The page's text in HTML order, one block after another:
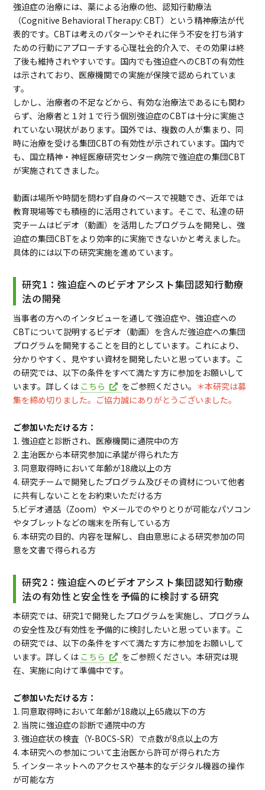
強迫症の治療には、薬による治療の他、認知行動療法
（Cognitive Behavioral Therapy: CBT）という精神療法が代
表的です。CBTは考えのパターンやそれに伴う不安を打ち消す
ための行動にアプローチする心理社会的介入で、その効果は終
了後も維持されやすいです。国内でも強迫症へのCBTの有効性
は示されており、医療機関での実施が保険で認められていま
す。
しかし、治療者の不足などから、有効な治療法であるにも関わ
らず、治療者と１対１で行う個別強迫症のCBTは十分に実施さ
れていない現状があります。国外では、複数の人が集まり、同
時に治療を受ける集団CBTの有効性が示されています。国内で
も、国立精神・神経医療研究センター病院で強迫症の集団CBT
が実施されてきました。
動画は場所や時間を問わず自身のペースで視聴でき、近年では
教育現場等でも積極的に活用されています。そこで、私達の研
究チームはビデオ（動画）を活用したプログラムを開発し、強
迫症の集団CBTをより効率的に実施できないかと考えました。
具体的には以下の研究実施を進めています。
研究1：強迫症へのビデオアシスト集団認知行動療
法の開発
当事者の方へのインタビューを通して強迫症や、強迫症への
CBTについて説明するビデオ（動画）を含んだ強迫症への集団
プログラムを開発することを目的としています。これにより、
分かりやすく、見やすい資材を開発したいと思っています。こ
の研究では、以下の条件をすべて満たす方に参加をお願いして
います。詳しくは こちら をご参照ください。 ＊本研究は募
集を締め切りました。ご協力誠にありがとうございました。
ご参加いただける方：
1. 強迫症と診断され、医療機関に通院中の方
2. 主治医から本研究参加に承諾が得られた方
3. 同意取得時において年齢が18歳以上の方
4. 研究チームで開発したプログラム及びその資材について他者
に共有しないことをお約束いただける方
5.ビデオ通話（Zoom）やメールでのやりとりが可能なパソコン
やタブレットなどの端末を所有している方
6. 本研究の目的、内容を理解し、自由意思による研究参加の同
意を文書で得られる方
研究2：強迫症へのビデオアシスト集団認知行動療
法の有効性と安全性を予備的に検討する研究
本研究では、研究1で開発したプログラムを実施し、プログラム
の安全性及び有効性を予備的に検討したいと思っています。こ
の研究では、以下の条件をすべて満たす方に参加をお願いして
います。詳しくは こちら
をご参照ください。本研究は現
在、実施に向けて準備中です。
ご参加いただける方：
1. 同意取得時において年齢が18歳以上65歳以下の方
2. 当院に強迫症の診断で通院中の方
3. 強迫症状の検査（Y-BOCS-SR）で点数が8点以上の方
4. 本研究への参加について主治医から許可が得られた方
5. インターネットへのアクセスや基本的なデジタル機器の操作
が可能な方